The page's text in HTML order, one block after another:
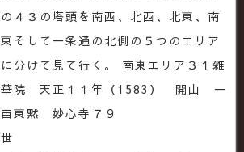
の４３の塔頭を南西、北西、北東、南
東そして一条通の北側の５つのエリア
に分けて見て行く。 南東エリア３１雑
華院 天正１１年（1583） 開山 一
宙東黙 妙心寺７９
世